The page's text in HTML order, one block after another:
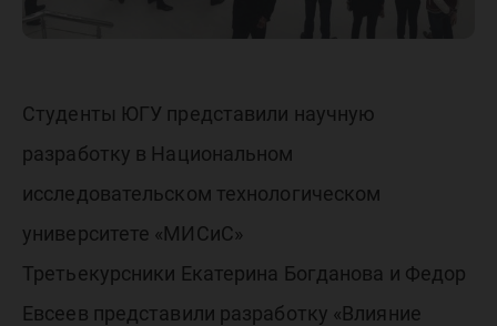
Студенты ЮГУ представили научную
разработку в Национальном
исследовательском технологическом
университете «МИСиС»
Третьекурсники Екатерина Богданова и Федор
Евсеев представили разработку «Влияние